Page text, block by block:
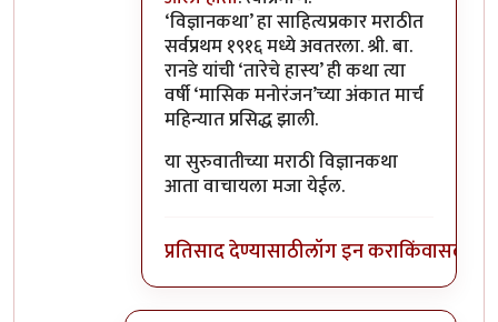
‘विज्ञानकथा’ हा साहित्यप्रकार मराठीत
सर्वप्रथम १९१६ मध्ये अवतरला. श्री. बा.
रानडे यांची ‘तारेचे हास्य’ ही कथा त्या
वर्षी ‘मासिक मनोरंजन’च्या अंकात मार्च
महिन्यात प्रसिद्ध झाली.
या सुरुवातीच्या मराठी विज्ञानकथा
आता वाचायला मजा येईल.
प्रतिसाद देण्यासाठीलॉग इन कराकिंवासदस्य